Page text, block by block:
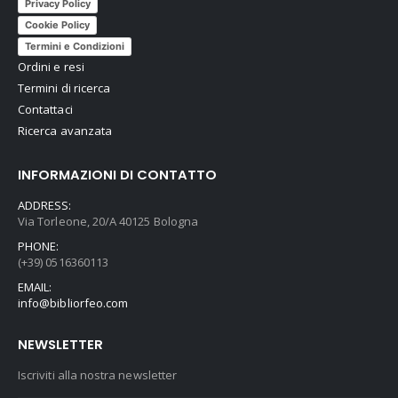
Privacy Policy
Cookie Policy
Termini e Condizioni
Ordini e resi
Termini di ricerca
Contattaci
Ricerca avanzata
INFORMAZIONI DI CONTATTO
ADDRESS:
Via Torleone, 20/A 40125 Bologna
PHONE:
(+39) 0516360113
EMAIL:
info@bibliorfeo.com
NEWSLETTER
Iscriviti alla nostra newsletter